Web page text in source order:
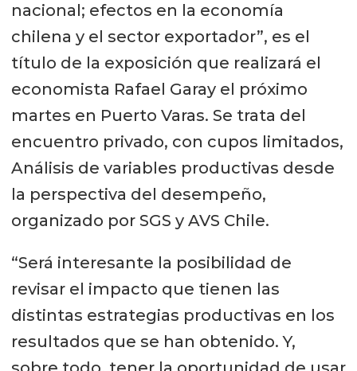
nacional; efectos en la economía
chilena y el sector exportador”, es el
título de la exposición que realizará el
economista Rafael Garay el próximo
martes en Puerto Varas. Se trata del
encuentro privado, con cupos limitados,
Análisis de variables productivas desde
la perspectiva del desempeño,
organizado por SGS y AVS Chile.
“Será interesante la posibilidad de
revisar el impacto que tienen las
distintas estrategias productivas en los
resultados que se han obtenido. Y,